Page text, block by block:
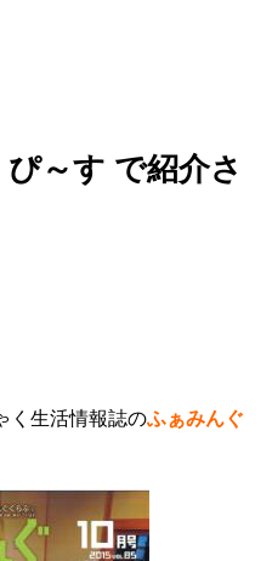
～す で紹介さ
く生活情報誌のふぁみんぐ